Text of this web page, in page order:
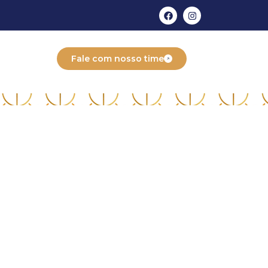
Fale com nosso time